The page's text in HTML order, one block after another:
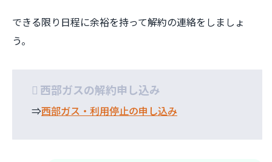
できる限り日程に余裕を持って解約の連絡をしましょ
う。
西部ガスの解約申し込み
⇒西部ガス・利用停止の申し込み